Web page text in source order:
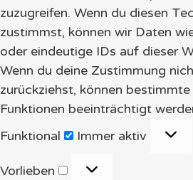
zuzugreifen. Wenn du diesen
zustimmst, können wir Daten
oder eindeutige IDs auf dieser
Wenn du deine Zustimmung
zurückziehst, können
Funktionen beeinträchtigt
Funktional
Funktional
Immer aktiv
Vorlieben
Vorlieben